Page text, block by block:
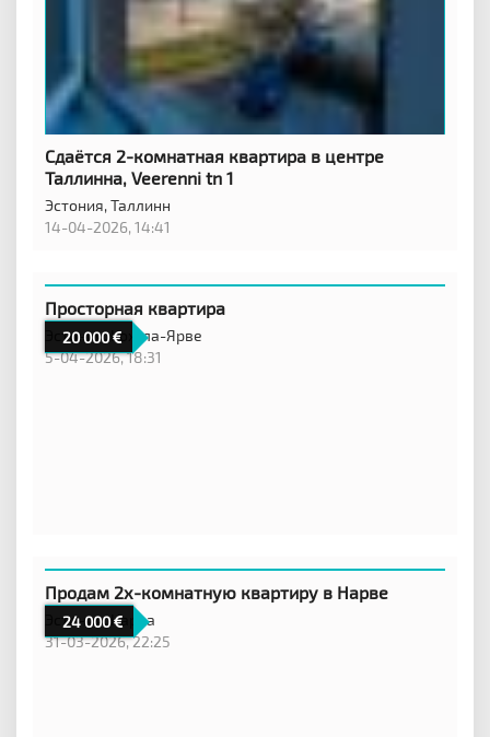
Сдаётся 2-комнатная квартира в центре
Таллинна, Veerenni tn 1
Эстония,Таллинн
14-04-2026, 14:41
20 000
Просторная квартира
Эстония,Кохтла-Ярве
5-04-2026, 18:31
24 000
Продам 2х-комнатную квартиру в Нарве
Эстония,Нарва
31-03-2026, 22:25